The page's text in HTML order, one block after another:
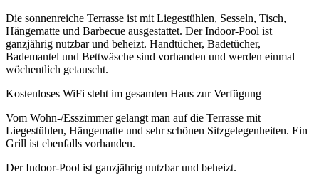
Die sonnenreiche Terrasse ist mit Liegestühlen, Sesseln, Tisch,
Hängematte und Barbecue ausgestattet. Der Indoor-Pool ist
ganzjährig nutzbar und beheizt. Handtücher, Badetücher,
Bademantel und Bettwäsche sind vorhanden und werden einmal
wöchentlich getauscht.
Kostenloses WiFi steht im gesamten Haus zur Verfügung
Vom Wohn-/Esszimmer gelangt man auf die Terrasse mit
Liegestühlen, Hängematte und sehr schönen Sitzgelegenheiten. Ein
Grill ist ebenfalls vorhanden.
Der Indoor-Pool ist ganzjährig nutzbar und beheizt.